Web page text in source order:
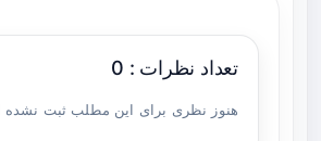
تعداد نظرات : 0
هنوز نظری برای این مطلب ثبت